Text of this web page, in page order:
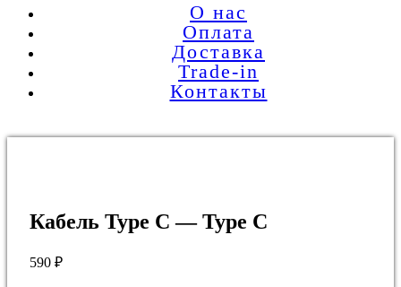
О нас
Оплата
Доставка
Trade-in
Контакты
Кабель Type C — Type C
590 ₽